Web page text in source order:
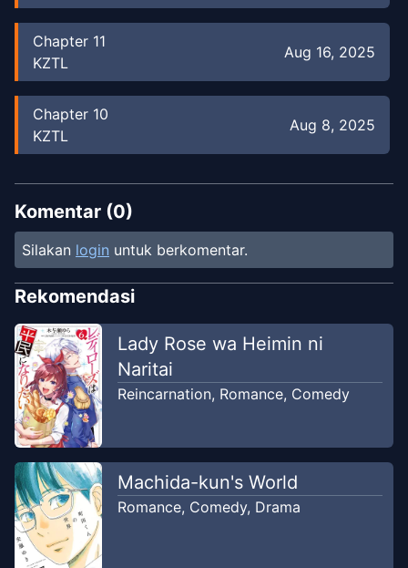
Chapter 11
KZTL
Aug 16, 2025
Chapter 10
KZTL
Aug 8, 2025
Chapter9
KZTL
Chapter8
Hoshimanga (ID)
Dec 6, 2024
Chapter7
Hoshimanga (ID)
Sep 15, 2024
Chapter6
JKCscans
Chapter5
JKCscans
Mar 7, 2023
Chapter4
Komentar (0)
Silakan login untuk berkomentar.
Rekomendasi
Lady Rose wa Heimin ni
Naritai
Reincarnation, Romance, Comedy
Machida-kun's World
Romance, Comedy, Drama